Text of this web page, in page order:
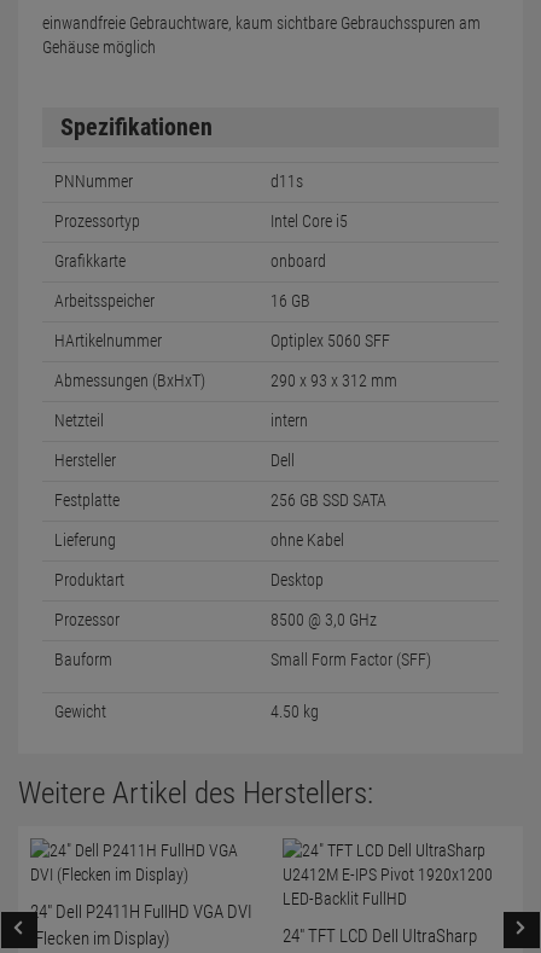
einwandfreie Gebrauchtware, kaum sichtbare Gebrauchsspuren am
Gehäuse möglich
Spezifikationen
PNNummer d11s
Prozessortyp Intel Core i5
Grafikkarte onboard
Arbeitsspeicher 16 GB
HArtikelnummer Optiplex 5060 SFF
Abmessungen (BxHxT) 290 x 93 x 312 mm
Netzteil intern
Hersteller Dell
Festplatte 256 GB SSD SATA
Lieferung ohne Kabel
Produktart Desktop
Prozessor 8500 @ 3,0 GHz
Bauform Small Form Factor (SFF)
Gewicht 4.50 kg
Weitere Artikel des Herstellers:
24" Dell P2411H FullHD VGA DVI
(Flecken im Display)
24" TFT LCD Dell UltraSharp